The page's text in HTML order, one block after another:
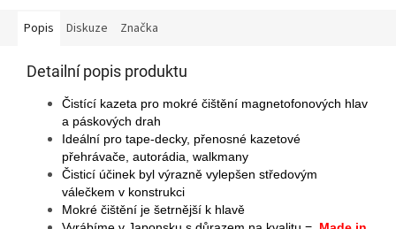
Popis Diskuze Značka
Detailní popis produktu
Čistící kazeta pro mokré čištění magnetofonových hlav
a páskových drah
Ideální pro tape-decky, přenosné kazetové
přehrávače, autorádia, walkmany
Čisticí účinek byl výrazně vylepšen středovým
válečkem v konstrukci
Mokré čištění je šetrnější k hlavě